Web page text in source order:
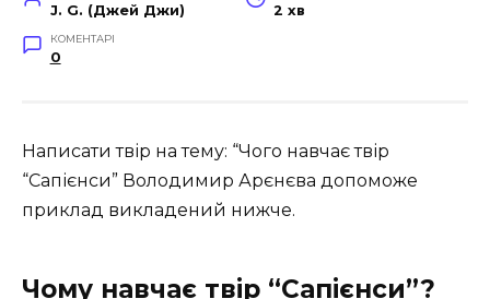
J. G. (Джей Джи) 2 хв
КОМЕНТАРІ
0
Написати твір на тему: “Чого навчає твір
“Сапієнси” Володимир Арєнєва допоможе
приклад викладений нижче.
Чому навчає твір “Сапієнси”?